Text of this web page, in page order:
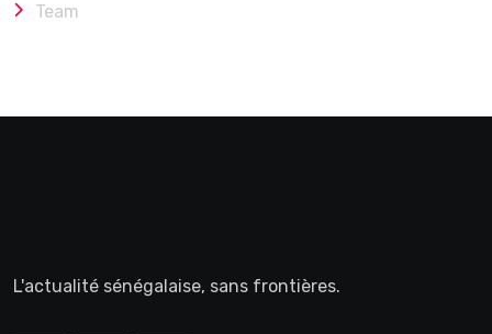
Team
L'actualité sénégalaise, sans frontières.